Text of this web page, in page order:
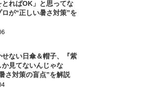
とればOK」と思ってな
が“正しい暑さ対策”を
せない日傘＆帽子、『紫
か見てないんじゃな
さ対策の盲点”を解説